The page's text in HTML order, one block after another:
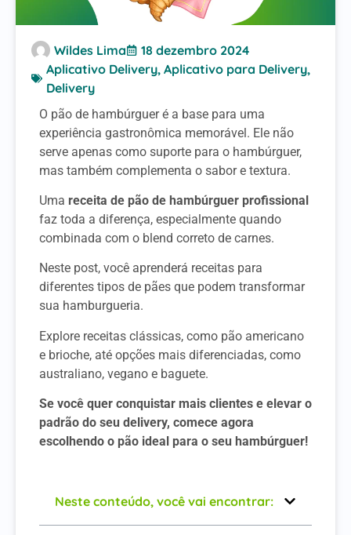
Wildes Lima
18 dezembro 2024
Aplicativo Delivery, Aplicativo para Delivery,
Delivery
O pão de hambúrguer é a base para uma
experiência gastronômica memorável. Ele não
serve apenas como suporte para o hambúrguer,
mas também complementa o sabor e textura.
Uma receita de pão de hambúrguer profissional
faz toda a diferença, especialmente quando
combinada com o blend correto de carnes.
Neste post, você aprenderá receitas para
diferentes tipos de pães que podem transformar
sua hamburgueria.
Explore receitas clássicas, como pão americano
e brioche, até opções mais diferenciadas, como
australiano, vegano e baguete.
Se você quer conquistar mais clientes e elevar o
padrão do seu delivery, comece agora
escolhendo o pão ideal para o seu hambúrguer!
Neste conteúdo, você vai encontrar: